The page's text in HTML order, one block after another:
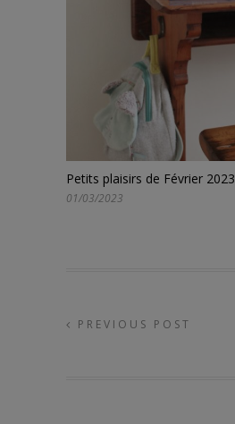
Petits plaisirs de Février 2023
01/03/2023
PREVIOUS POST